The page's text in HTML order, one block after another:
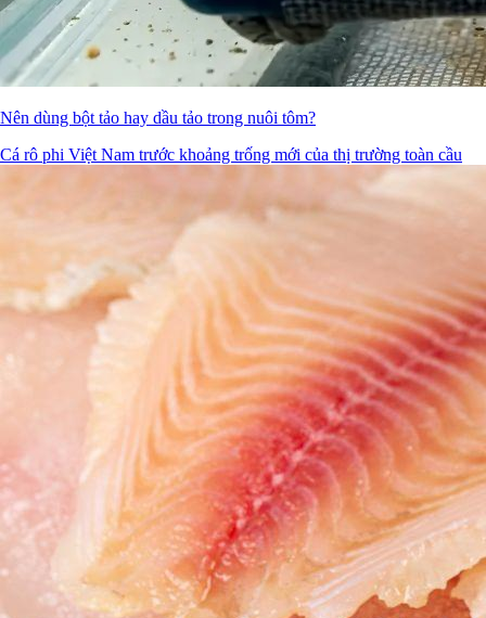
Nên dùng bột tảo hay dầu tảo trong nuôi tôm?
Cá rô phi Việt Nam trước khoảng trống mới của thị trường toàn cầu